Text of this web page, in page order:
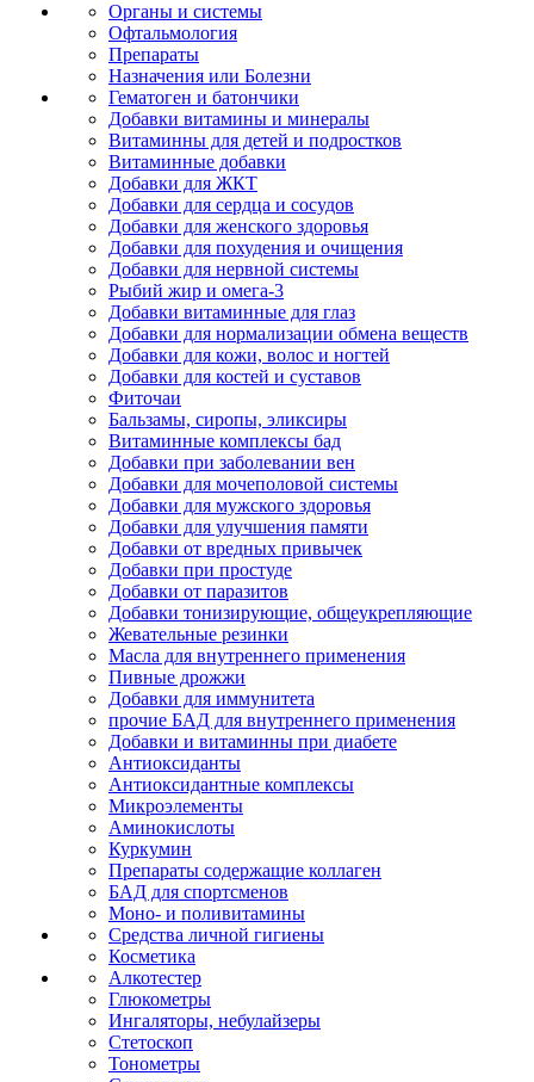
Органы и системы
Офтальмология
Препараты
Назначения или Болезни
Гематоген и батончики
Добавки витамины и минералы
Витаминны для детей и подростков
Витаминные добавки
Добавки для ЖКТ
Добавки для сердца и сосудов
Добавки для женского здоровья
Добавки для похудения и очищения
Добавки для нервной системы
Рыбий жир и омега-3
Добавки витаминные для глаз
Добавки для нормализации обмена веществ
Добавки для кожи, волос и ногтей
Добавки для костей и суставов
Фиточаи
Бальзамы, сиропы, эликсиры
Витаминные комплексы бад
Добавки при заболевании вен
Добавки для мочеполовой системы
Добавки для мужского здоровья
Добавки для улучшения памяти
Добавки от вредных привычек
Добавки при простуде
Добавки от паразитов
Добавки тонизирующие, общеукрепляющие
Жевательные резинки
Масла для внутреннего применения
Пивные дрожжи
Добавки для иммунитета
прочие БАД для внутреннего применения
Добавки и витаминны при диабете
Антиоксиданты
Антиоксидантные комплексы
Микроэлементы
Аминокислоты
Куркумин
Препараты содержащие коллаген
БАД для спортсменов
Моно- и поливитамины
Средства личной гигиены
Косметика
Алкотестер
Глюкометры
Ингаляторы, небулайзеры
Стетоскоп
Тонометры